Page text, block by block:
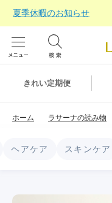
きれい定期便
夏季休暇のお知らせ
ホーム ラサーナの読み物
ヘアケア スキンケア